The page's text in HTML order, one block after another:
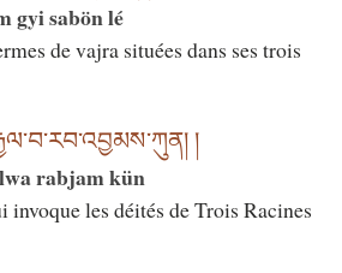
gyi sabön lé
de vajra situées dans ses trois
།
rabjam kün
invoque les déités de Trois Racines